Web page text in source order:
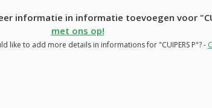
informatie in informatie toevoegen voor
met ons op!
like to add more details in informations for "CUIPERS P"? -